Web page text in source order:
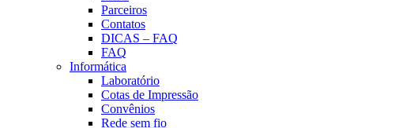
Parceiros
Contatos
DICAS – FAQ
FAQ
Informática
Laboratório
Cotas de Impressão
Convênios
Rede sem fio